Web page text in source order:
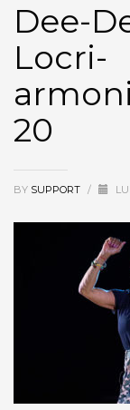
Dee-
Locri-
20
BY SUPPORT /